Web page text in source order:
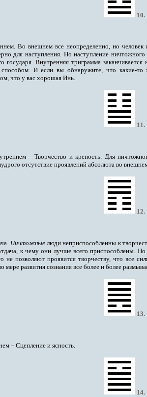
10.
Во внешнем все неопределенно, но
для наступления. Но наступление
государя. Внутренняя триграмма
способом. И если вы обнаружите, что
что у вас хорошая Инь.
11.
– Творчество и крепость. Для
отсутствие проявлений абсолюта во
12.
Ничтожные люди неприспособленны к
к чему они лучше всего приспособлены. Но
не позволяют проявится творчеству, что все
развития сознания все более и более
13.
– Сцепление и ясность.
14.